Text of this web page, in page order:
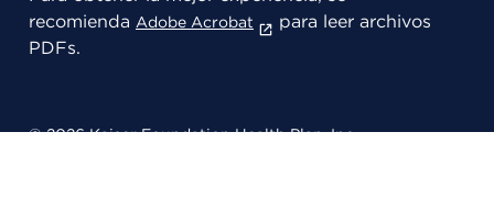
recomienda Adobe Acrobat
para leer archivos
PDFs.
© 2026 Kaiser Foundation Health Plan, Inc.